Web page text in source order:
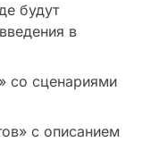
будут
в
со сценариями
с описанием